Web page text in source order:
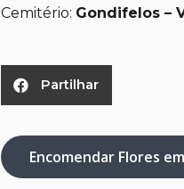
Cemitério: Gondifelos –
Partilhar
Encomendar Flores